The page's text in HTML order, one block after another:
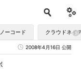
ーコード クラウドネイ
2008年4月16日 公開